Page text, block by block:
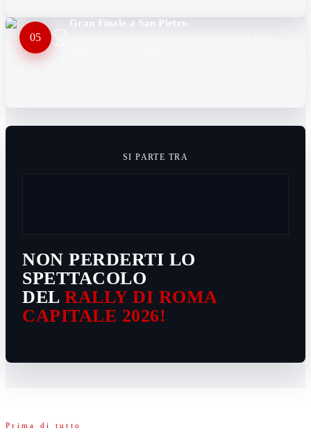
05
Gran Finale a San Pietro
SI PARTE TRA
NON PERDERTI LO
SPETTACOLO
DELRALLY DI ROMA
CAPITALE 2026!
Prima di tutto